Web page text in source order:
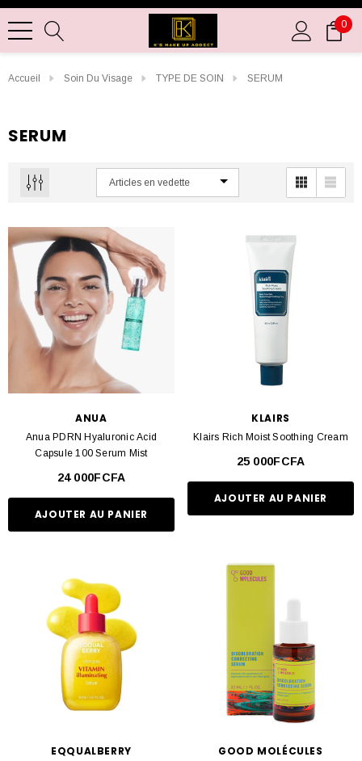
0
Accueil Soin Du Visage TYPE DE SOIN SERUM
SERUM
ANUA
Anua PDRN Hyaluronic Acid
Capsule 100 Serum Mist
24 000FCFA
AJOUTER AU PANIER
KLAIRS
Klairs Rich Moist Soothing Cream
25 000FCFA
AJOUTER AU PANIER
EQQUALBERRY GOOD MOLÉCULES